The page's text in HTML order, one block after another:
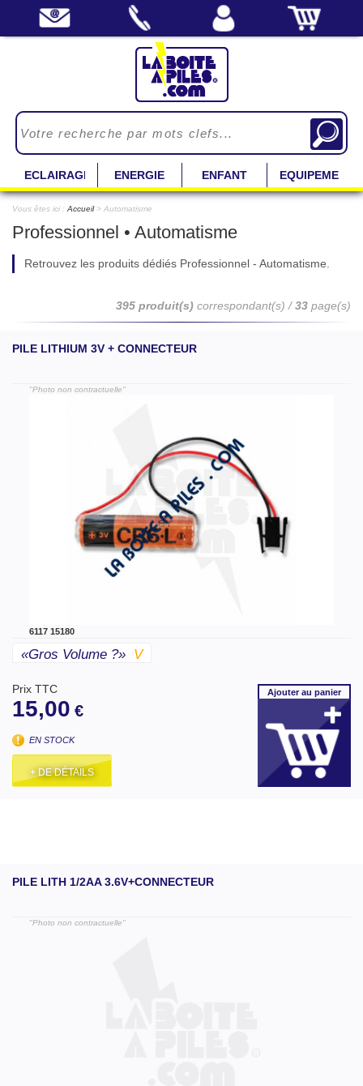
ECLAIRAGE ENERGIE ENFANT EQUIPEMENT
Vous êtes ici : Accueil> Automatisme
Professionnel • Automatisme
Retrouvez les produits dédiés Professionnel - Automatisme.
395 produit(s) correspondant(s) /33 page(s)
PILE LITHIUM 3V + CONNECTEUR
"Photo non contractuelle"
6117 15180
«gros Volume ?» V
Prix TTC
15,00 €
EN STOCK
+ DE DÉTAILS
Ajouterau panier
PILE LITH 1/2AA 3.6V+CONNECTEUR
"Photo non contractuelle"